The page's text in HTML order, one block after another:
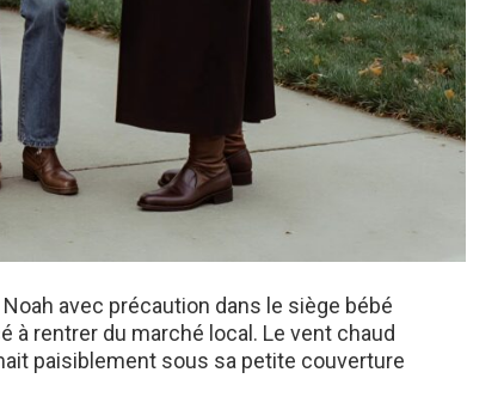
avec précaution dans le siège bébé
à rentrer du marché local. Le vent chaud
paisiblement sous sa petite couverture